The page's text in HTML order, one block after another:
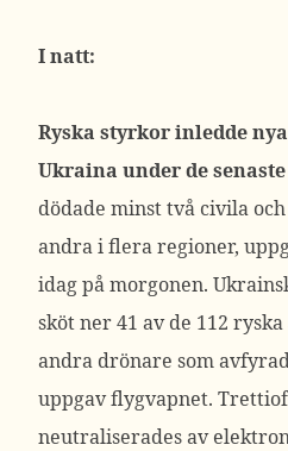
I natt:
Ryska styrkor inledde
Ukraina under de
dödade minst två civila
andra i flera regioner,
idag på morgonen.
sköt ner 41 av de 112
andra drönare som
uppgav flygvapnet.
neutraliserades av